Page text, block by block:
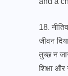
18.
जीवन
तुच्छ न
शिक्षा